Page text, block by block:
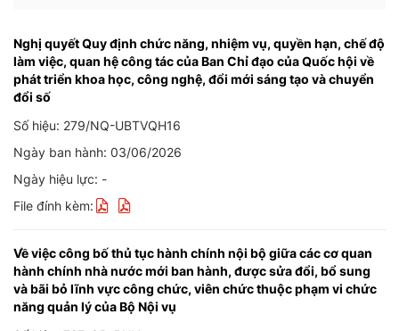
Nghị quyết Quy định chức năng, nhiệm vụ, quyền hạn, chế độ
làm việc, quan hệ công tác của Ban Chỉ đạo của Quốc hội về
phát triển khoa học, công nghệ, đổi mới sáng tạo và chuyển
đổi số
Số hiệu: 279/NQ-UBTVQH16
Ngày ban hành: 03/06/2026
Ngày hiệu lực: -
File đính kèm:
Về việc công bố thủ tục hành chính nội bộ giữa các cơ quan
hành chính nhà nước mới ban hành, được sửa đổi, bổ sung
và bãi bỏ lĩnh vực công chức, viên chức thuộc phạm vi chức
năng quản lý của Bộ Nội vụ